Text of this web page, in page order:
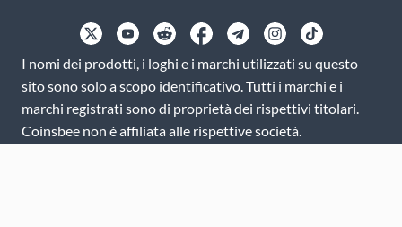
I nomi dei prodotti, i loghi e i marchi utilizzati su questo
sito sono solo a scopo identificativo. Tutti i marchi e i
marchi registrati sono di proprietà dei rispettivi titolari.
Coinsbee non è affiliata alle rispettive società.